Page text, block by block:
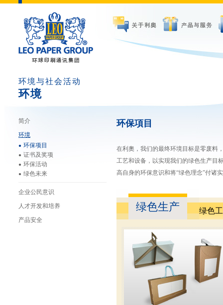
环境与社会活动
环境
简介
环境
环保项目
证书及奖项
环保活动
绿色未来
企业公民意识
人才开发和培养
产品安全
环保項目
在利奧，我们的最终环境目标是零废料
工艺和设备，以实现我们的绿色生产目
高自身的环保意识和将“绿色理念”付诸
绿色生产 绿色